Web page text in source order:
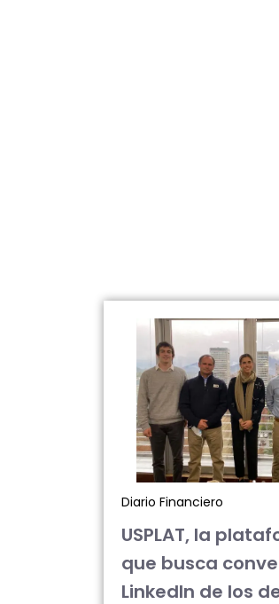
Diario Financiero
USPLAT, la
que busca
LinkedIn de los